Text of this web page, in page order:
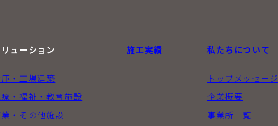
ューション
・工場建築
・福祉・教育施設
・その他施設
施工実績 私たちについて
トップメッセージ
企業概要
事業所一覧